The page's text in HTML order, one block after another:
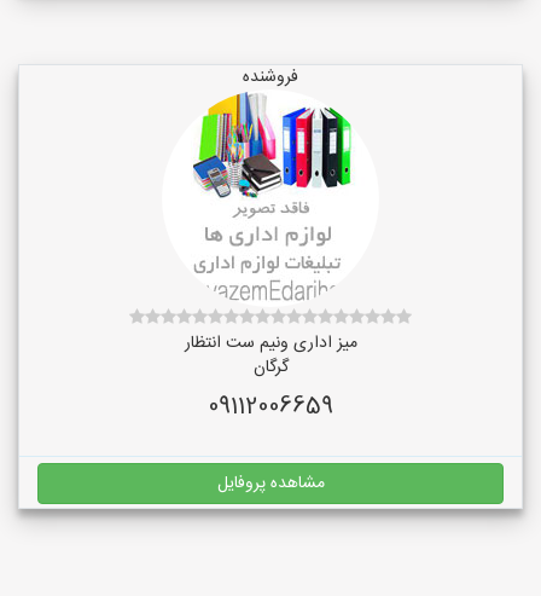
فروشنده
میز اداری ونیم ست انتظار
گرگان
09112006659
مشاهده پروفایل